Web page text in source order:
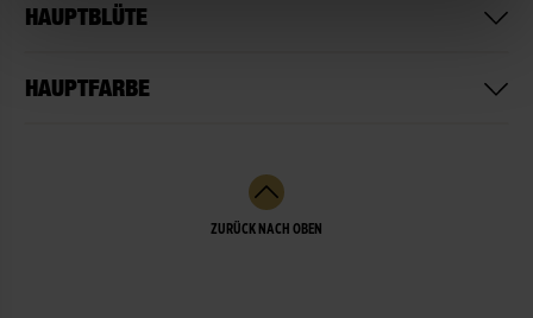
HAUPTBLÜTE
HAUPTFARBE
ZURÜCK NACH OBEN